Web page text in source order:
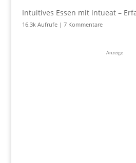
Intuitives Essen mit intueat –
16.3k Aufrufe| 7 Kommentare
Anzeige